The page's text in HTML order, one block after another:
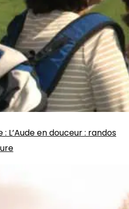
: L’Aude en douceur : randos